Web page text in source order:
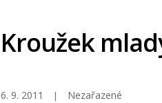
Kroužek
6. 9. 2011 Nezařazené